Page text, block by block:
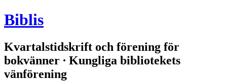
Biblis
Kvartalstidskrift och förening för
bokvänner ∙ Kungliga bibliotekets
vänförening